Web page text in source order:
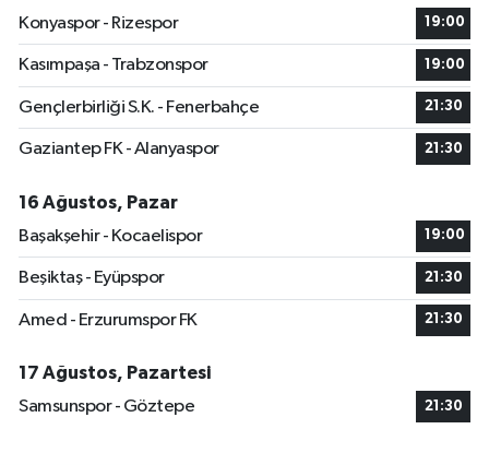
Konyaspor - Rizespor
19:00
Kasımpaşa - Trabzonspor 19:00
Gençlerbirliği S.K. - Fenerbahçe 21:30
Gaziantep FK - Alanyaspor 21:30
16 Ağustos, Pazar
Başakşehir - Kocaelispor
19:00
Beşiktaş - Eyüpspor 21:30
Amed - Erzurumspor FK 21:30
17 Ağustos, Pazartesi
Samsunspor - Göztepe
21:30